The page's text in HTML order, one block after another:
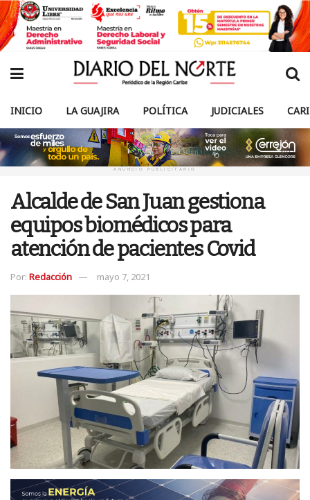
INICIO LA GUAJIRA POLÍTICA JUDICIALES
ANUNCIO PUBLICITARIO
Alcalde de San Juan gestiona
equipos biomédicos para
atención de pacientes Covid
Por: Redacción mayo 7, 2021